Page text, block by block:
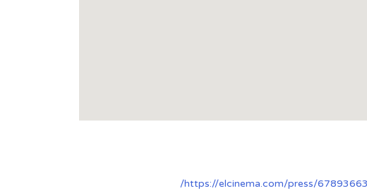
https://elcinema.com/press/